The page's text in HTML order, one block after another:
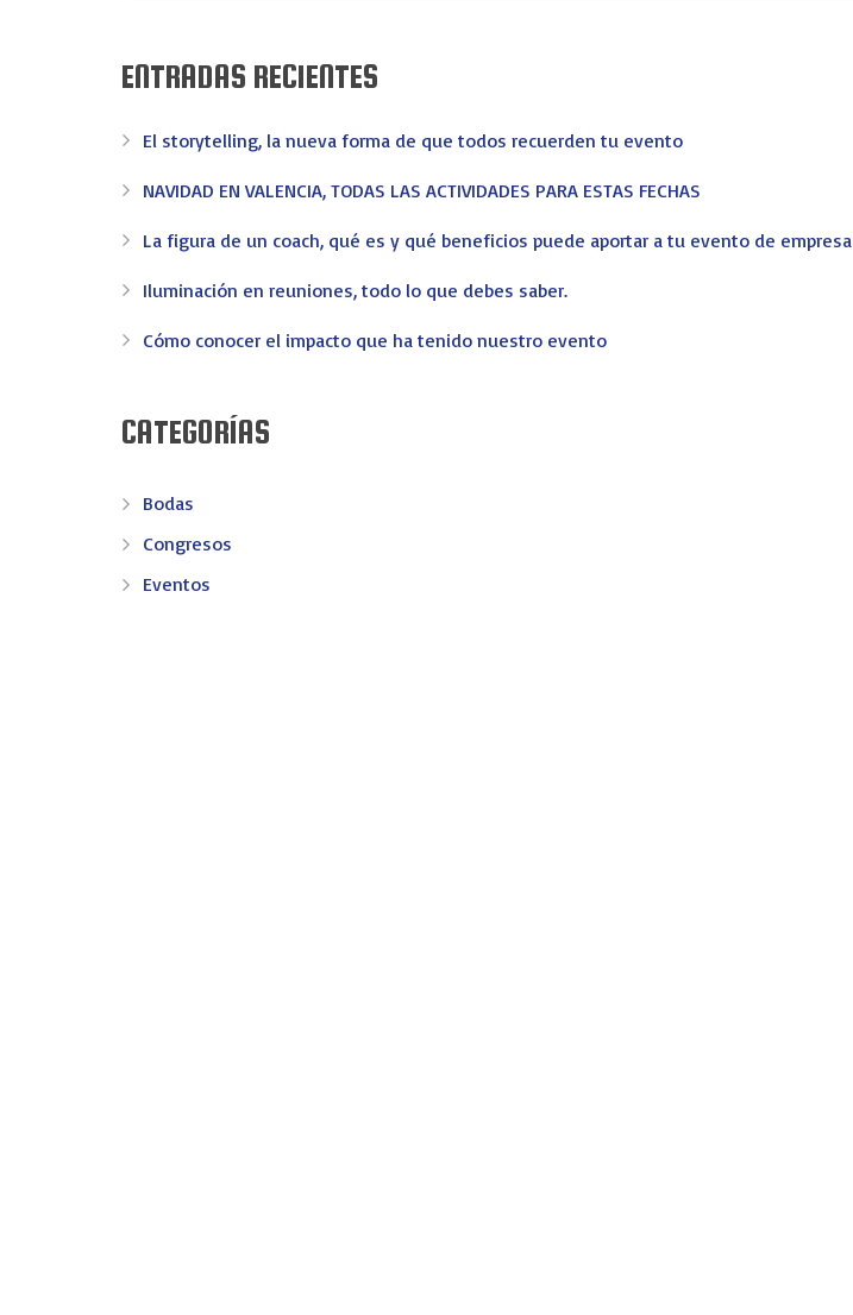
ENTRADAS RECIENTES
El storytelling, la nueva forma de que todos recuerden tu evento
NAVIDAD EN VALENCIA, TODAS LAS ACTIVIDADES PARA ESTAS FECHAS
La figura de un coach, qué es y qué beneficios puede aportar a tu evento de empresa
Iluminación en reuniones, todo lo que debes saber.
Cómo conocer el impacto que ha tenido nuestro evento
CATEGORÍAS
Bodas
Congresos
Eventos
confianza en Valencia.
Congresos Convenciones Incentivos Meeting Merchandising
info@ev-eventos.com